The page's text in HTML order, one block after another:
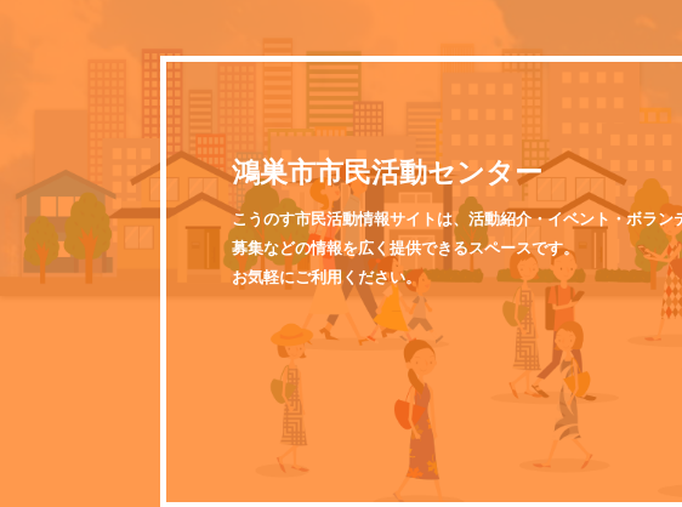
鴻巣市市民活動センター
こうのす市民活動情報サイトは、活動紹介・イベント・ボラン
募集などの情報を広く提供できるスペースです。
お気軽にご利用ください。